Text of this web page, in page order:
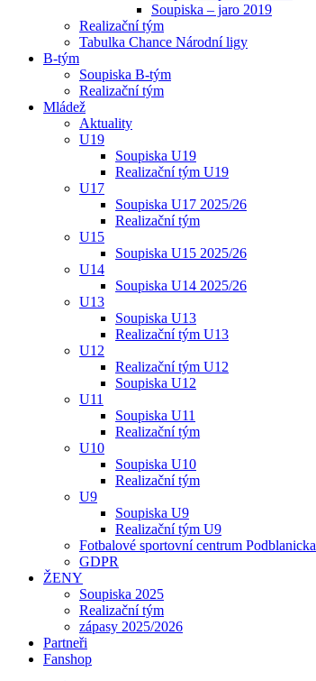
Soupiska – jaro 2019
Realizační tým
Tabulka Chance Národní ligy
B-tým
Soupiska B-tým
Realizační tým
Mládež
Aktuality
U19
Soupiska U19
Realizační tým U19
U17
Soupiska U17 2025/26
Realizační tým
U15
Soupiska U15 2025/26
U14
Soupiska U14 2025/26
U13
Soupiska U13
Realizační tým U13
U12
Realizační tým U12
Soupiska U12
U11
Soupiska U11
Realizační tým
U10
Soupiska U10
Realizační tým
U9
Soupiska U9
Realizační tým U9
Fotbalové sportovní centrum Podblanicka
GDPR
ŽENY
Soupiska 2025
Realizační tým
zápasy 2025/2026
Partneři
Fanshop